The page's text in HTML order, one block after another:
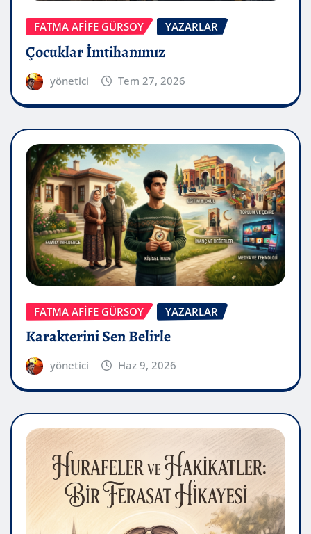
FATMA AFİFE GÜRSOY YAZARLAR
Çocuklar İmtihanımız
yönetici Tem 27, 2026
FATMA AFİFE GÜRSOY YAZARLAR
Karakterini Sen Belirle
yönetici Haz 9, 2026